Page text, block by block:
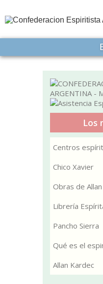
Los
Centros
Chico Xavier
Obras de
Librería
Pancho Sierra
Qué es el
Allan Kardec